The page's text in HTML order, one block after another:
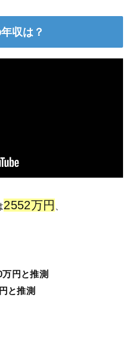
収は？
2552万円
円と推測
と推測